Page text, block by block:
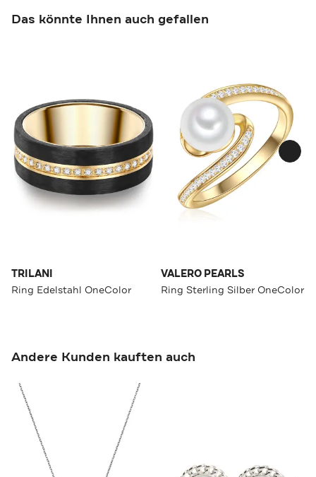
Das könnte Ihnen auch gefallen
TRILANI
Ring Edelstahl OneColor
VALERO PEARLS
Ring Sterling Silber OneColor
Andere Kunden kauften auch